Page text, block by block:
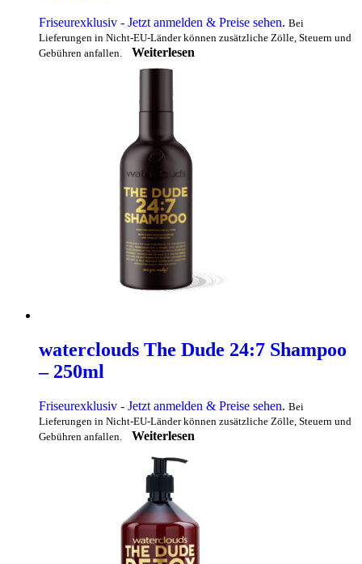
Friseurexklusiv - Jetzt anmelden & Preise sehen. Bei
Lieferungen in Nicht-EU-Länder können zusätzliche Zölle, Steuern und
Gebühren anfallen.
Weiterlesen
waterclouds The Dude 24:7 Shampoo
– 250ml
Friseurexklusiv - Jetzt anmelden & Preise sehen. Bei
Lieferungen in Nicht-EU-Länder können zusätzliche Zölle, Steuern und
Gebühren anfallen.
Weiterlesen